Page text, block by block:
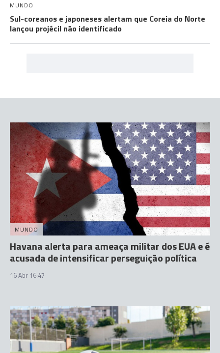
MUNDO
Sul-coreanos e japoneses alertam que Coreia do Norte
lançou projécil não identificado
MUNDO
Havana alerta para ameaça militar dos EUA e é
acusada de intensificar perseguição política
16 Abr 16:47